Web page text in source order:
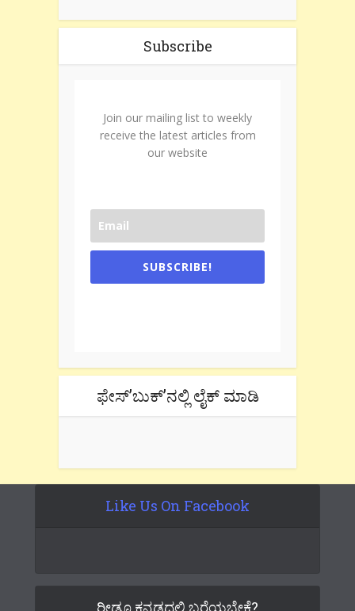
Subscribe
Join our mailing list to weekly
receive the latest articles from
our website
SUBSCRIBE!
ಫೇಸ್’ಬುಕ್’ನಲ್ಲಿ ಲೈಕ್ ಮಾಡಿ
Like Us On Facebook
ರೀಡೂ ಕನ್ನಡದಲ್ಲಿ ಬರೆಯಬೇಕೆ?